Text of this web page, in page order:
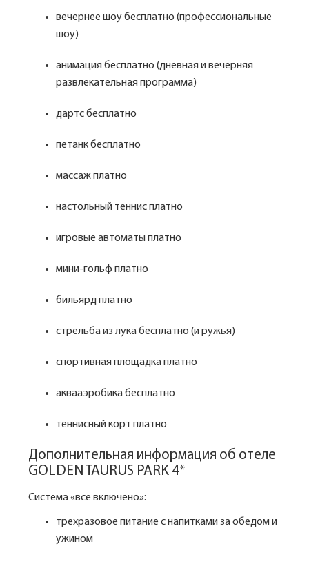
вечернее шоу бесплатно (профессиональные
шоу)
анимация бесплатно (дневная и вечерняя
развлекательная программа)
дартс бесплатно
петанк бесплатно
массаж платно
настольный теннис платно
игровые автоматы платно
мини-гольф платно
бильярд платно
стрельба из лука бесплатно (и ружья)
спортивная площадка платно
аквааэробика бесплатно
теннисный корт платно
Дополнительная информация об отеле
GOLDEN TAURUS PARK 4*
Система «все включено»:
трехразовое питание с напитками за обедом и
ужином